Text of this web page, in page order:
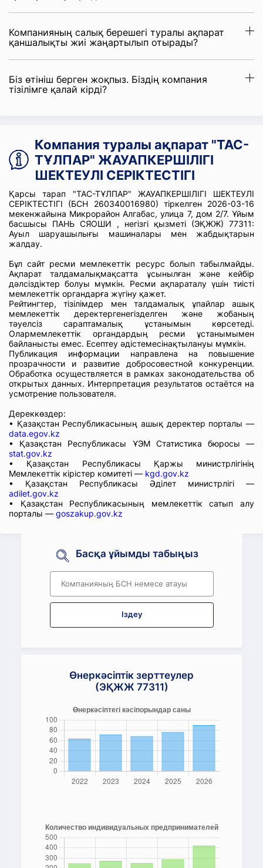
Компанияның салық берешегі туралы ақпарат
қаншалықты жиі жаңартылып отырады?
Біз өтініш берген жоқпыз. Біздің компания
тізілімге қалай кірді?
Компания туралы ақпарат "ТАС-
ТҰЛПАР" ЖАУАПКЕРШІЛІГІ
ШЕКТЕУЛІ СЕРІКТЕСТІГІ
Қарсы тарап "ТАС-ТҰЛПАР" ЖАУАПКЕРШІЛІГІ ШЕКТЕУЛІ
СЕРІКТЕСТІГІ (БСН 260340016980) тіркелген 2026-03-16
мекенжайына Микрорайон Алгабас, улица 7, дом 2/7. Ұйым
басшысы ПАНЬ СЯОШИ , негізгі қызметі (ЭҚЖЖ) 77311:
Ауыл шаруашылығы машиналары мен жабдықтарын
жалдау.
Бұл сайт ресми мемлекеттік ресурс болып табылмайды.
Ақпарат талдамалықмақсатта ұсынылған және кейбір
дәлсіздіктер болуы мүмкін. Ресми ақпараталу үшін тиісті
мемлекеттік органдарға жүгіну қажет.
Рейтингтер, тізілімдер мен талдамалық ұпайлар ашық
мемлекеттік деректергенегізделген және жобаның
тәуелсіз сараптамалық ұстанымын көрсетеді.
Олармемлекеттік органдардың ресми ұстанымымен
байланысты емес. Есептеу әдістемесінақтылануы мүмкін.
Публикация информации направлена на повышение
прозрачности и развитие добросовестной конкуренции.
Обработка осуществляется в рамках законодательства об
открытых данных. Интерпретация результатов остаётся на
усмотрение пользователя.
Дереккөздер:
• Қазақстан Республикасының ашық деректер порталы —
data.egov.kz
• Қазақстан Республикасы ҰЭМ Статистика бюросы —
stat.gov.kz
• Қазақстан Республикасы Қаржы министрлігінің
Мемлекеттік кірістер комитеті — kgd.gov.kz
• Қазақстан Республикасы Әділет министрлігі —
adilet.gov.kz
• Қазақстан Республикасының мемлекеттік сатып алу
порталы — goszakup.gov.kz
Басқа ұйымды табыңыз
Іздеу
Өнеркәсіптік зерттеулер
(ЭҚЖЖ 77311)